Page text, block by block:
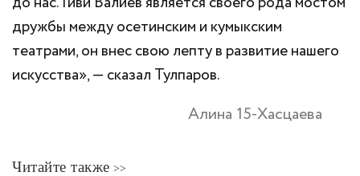
дружбы между осетинским и кумыкским
театрами, он внес свою лепту в развитие нашего
искусства», — сказал Тулпаров.
Алина 15-Хасцаева
Читайте также